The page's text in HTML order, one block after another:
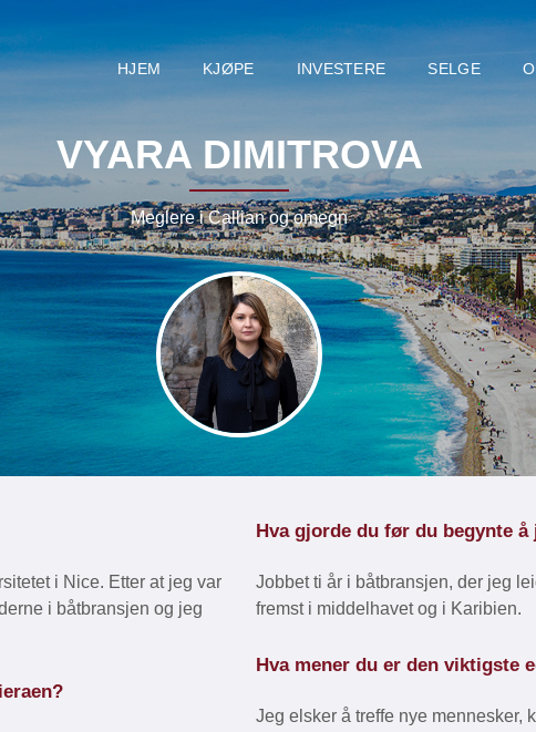
HJEM KJØPE INVESTERE SELGE
VYARA DIMITROVA
Meglere i Callian og omegn
i Nice. Etter at jeg var
i båtbransjen og jeg
Hva gjorde du før du begynte
Jobbet ti år i båtbransjen, der jeg
fremst i middelhavet og i Karibien.
Hva mener du er den viktigste
Jeg elsker å treffe nye mennesker,